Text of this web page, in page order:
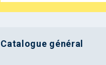
Catalogue général